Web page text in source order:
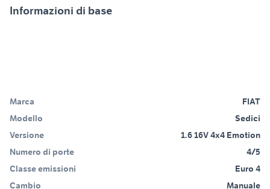
Informazioni di base
Marca
FIAT
Modello
Sedici
Versione
1.6 16V 4x4 Emotion
Numero di porte
4/5
Classe emissioni
Euro 4
Cambio
Manuale